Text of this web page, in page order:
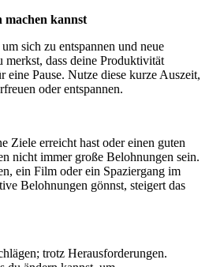
machen kannst
sich zu entspannen und neue
merkst, dass deine Produktivität
eine Pause. Nutze diese kurze Auszeit,
oder entspannen.
Ziele erreicht hast oder einen guten
nicht immer große Belohnungen sein.
ein Film oder ein Spaziergang im
Belohnungen gönnst, steigert das
trotz Herausforderungen.